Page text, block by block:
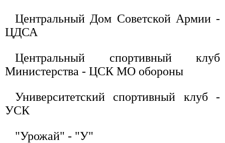
Центральный Дом Советской Армии -
ЦДСА
Центральный спортивный клуб
Министерства - ЦСК МО обороны
Университетский спортивный клуб -
УСК
"Урожай" - "У"